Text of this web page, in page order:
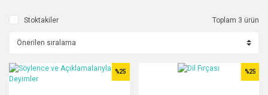
Stoktakiler Toplam 3 ürün
%25 %25